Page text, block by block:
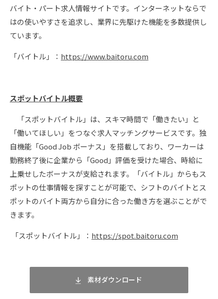
バイト・パート求人情報サイトです。インターネットならで
はの使いやすさを追求し、業界に先駆けた機能を多数提供し
ています。
「バイトル」： https://www.baitoru.com
スポットバイトル概要
「スポットバイトル」は、スキマ時間で「働きたい」と
「働いてほしい」をつなぐ求人マッチングサービスです。独
自機能「Good Job ボーナス」を搭載しており、ワーカーは
勤務終了後に企業から「Good」評価を受けた場合、時給に
上乗せしたボーナスが支給されます。「バイトル」からもス
ポットの仕事情報を探すことが可能で、シフトのバイトとス
ポットのバイト両方から自分に合った働き方を選ぶことがで
きます。
「スポットバイトル」： https://spot.baitoru.com
素材ダウンロード